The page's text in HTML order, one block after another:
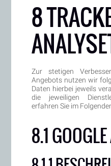
8
Zur stetigen
Angebots nutzen wir
Daten hierbei jeweils
die jeweiligen
erfahren Sie im
8.1